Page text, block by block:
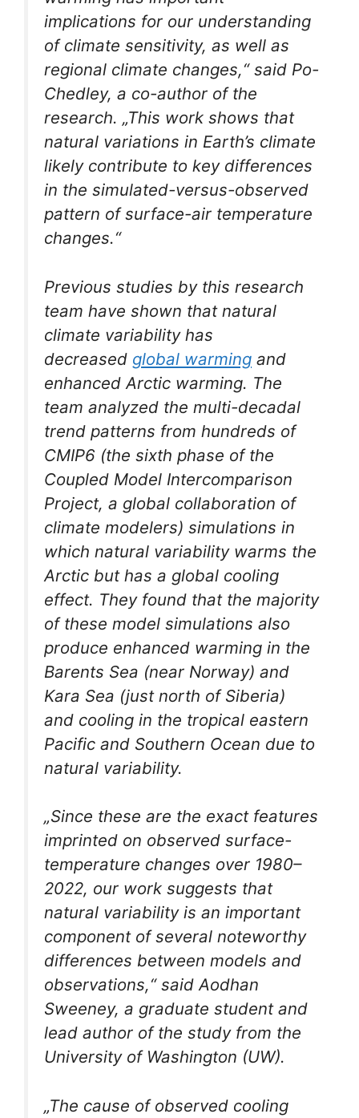
implications for our understanding
of climate sensitivity, as well as
regional climate changes,“ said Po-
Chedley, a co-author of the
research. „This work shows that
natural variations in Earth’s climate
likely contribute to key differences
in the simulated-versus-observed
pattern of surface-air temperature
changes.“
Previous studies by this research
team have shown that natural
climate variability has
decreased global warming and
enhanced Arctic warming. The
team analyzed the multi-decadal
trend patterns from hundreds of
CMIP6 (the sixth phase of the
Coupled Model Intercomparison
Project, a global collaboration of
climate modelers) simulations in
which natural variability warms the
Arctic but has a global cooling
effect. They found that the majority
of these model simulations also
produce enhanced warming in the
Barents Sea (near Norway) and
Kara Sea (just north of Siberia)
and cooling in the tropical eastern
Pacific and Southern Ocean due to
natural variability.
„Since these are the exact features
imprinted on observed surface-
temperature changes over 1980–
2022, our work suggests that
natural variability is an important
component of several noteworthy
differences between models and
observations,“ said Aodhan
Sweeney, a graduate student and
lead author of the study from the
University of Washington (UW).
„The cause of observed cooling